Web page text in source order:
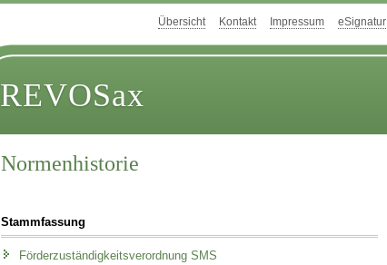
Übersicht Kontakt Impressum eSignatur
REVOSax
Normenhistorie
Stammfassung
Förderzuständigkeitsverordnung SMS